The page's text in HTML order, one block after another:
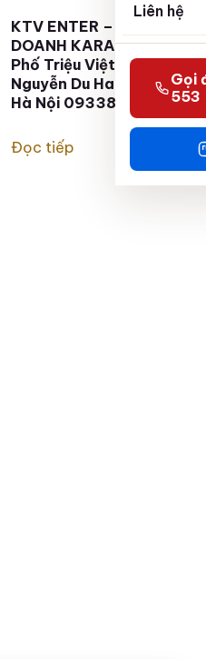
Liên hệ
Gọi
553
KTV ENTER – HỘ KINH
DOANH KARAOKE – 69
Phố Triệu Việt vương –
Nguyễn Du Hai Bà Trưng
Hà Nội 0933865553
Đọc tiếp